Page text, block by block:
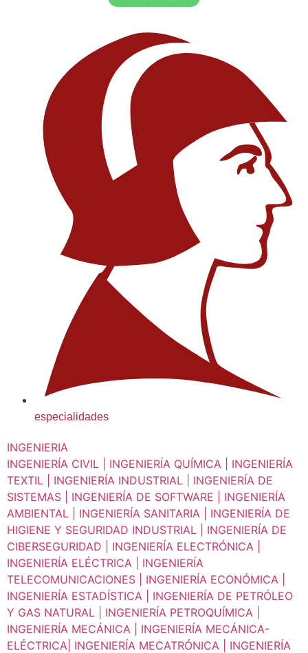
especialidades
INGENIERIA
INGENIERÍA CIVIL | INGENIERÍA QUÍMICA | INGENIERÍA
TEXTIL | INGENIERÍA INDUSTRIAL | INGENIERÍA DE
SISTEMAS | INGENIERÍA DE SOFTWARE | INGENIERÍA
AMBIENTAL | INGENIERÍA SANITARIA | INGENIERÍA DE
HIGIENE Y SEGURIDAD INDUSTRIAL | INGENIERÍA DE
CIBERSEGURIDAD | INGENIERÍA ELECTRÓNICA |
INGENIERÍA ELÉCTRICA | INGENIERÍA
TELECOMUNICACIONES | INGENIERÍA ECONÓMICA |
INGENIERÍA ESTADÍSTICA | INGENIERÍA DE PETRÓLEO
Y GAS NATURAL | INGENIERÍA PETROQUÍMICA |
INGENIERÍA MECÁNICA | INGENIERÍA MECÁNICA-
ELÉCTRICA| INGENIERÍA MECATRÓNICA | INGENIERÍA